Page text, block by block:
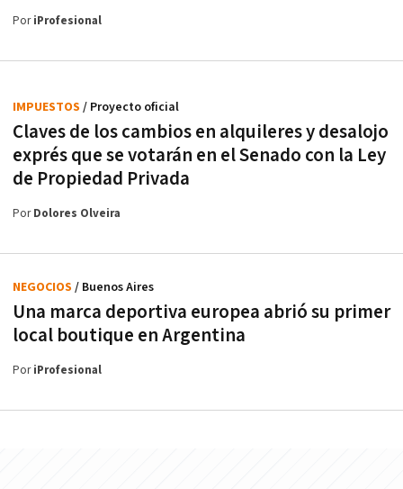
PoriProfesional
Claves de los cambios en alquileres y desalojo
exprés que se votarán en el Senado con la Ley
de Propiedad Privada
IMPUESTOS / Proyecto oficial
PorDolores Olveira
Una marca deportiva europea abrió su primer
local boutique en Argentina
NEGOCIOS / Buenos Aires
PoriProfesional